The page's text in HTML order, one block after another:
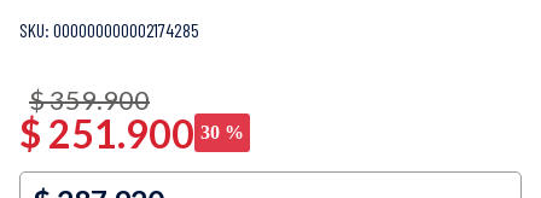
: 000000000002174285
$ 251.900
$359.900
30 %
vaso
10. vaso licuadora